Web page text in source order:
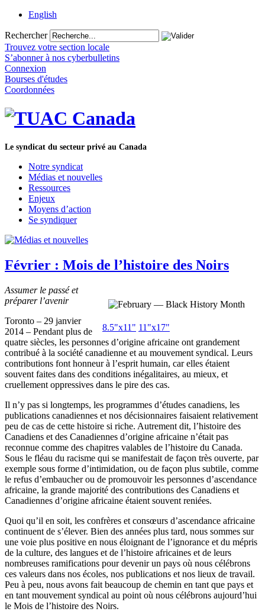
English
Rechercher
Trouvez votre section locale
S’abonner à nos cyberbulletins
Connexion
Bourses d'études
Coordonnées
Le syndicat du secteur privé au Canada
Notre syndicat
Médias et nouvelles
Ressources
Enjeux
Moyens d’action
Se syndiquer
Février : Mois de l’histoire des Noirs
8.5"x11 " 11"x17"
Assumerle passéet
préparer l’avenir
Toronto – 29 janvier
2014 – Pendant plus de
quatre siècles, les personnes d’origine africaine ont grandement
contribué à la société canadienne et au mouvement syndical. Leurs
contributions font honneur à l’esprit humain, carelles étaient
souvent faites dans des conditions inégalitaires, au mieux, et
cruellement oppressives dans le pire des cas.
Il n’y pas si longtemps, les programmes d’études canadiens, les
publications canadiennes et nos décisionnaires faisaient relativement
peu de cas de cette histoire si riche. Autrement dit, l’histoire des
Canadiens et des Canadiennes d’origine africaine n’était pas
reconnue comme des chapitres valables de l’histoire du Canada.
Sous le fléau du racisme qui se manifestait de façon très ouverte, par
exemple sous forme d’intimidation, ou de façon plus subtile, comme
le refus d’embaucher ou de promouvoirles personnes d’ascendance
africaine, la grande majorité des contributions des Canadiens et
Canadiennes d’origine africaine étaient souvent reniées.
Quoi qu’il en soit, les confrères et consœurs d’ascendance africaine
continuent de s’élever. Bien des années plus tard, nous sommes sur
une voie plus positive en nous éloignant de l’ignorance et du mépris
de la culture, des langues et de l’histoire africaines et de leurs
nombreuses ramifications pourdevenirun pays où nous célébrons
ces valeurs dans nos écoles, nos publications et nos lieux de travail.
Peu à peu, nous avons fait beaucoup de chemin en tant que pays et
en tant mouvement syndical au point où nous célébrons aujourd’hui
le Mois de l’histoire des Noirs.